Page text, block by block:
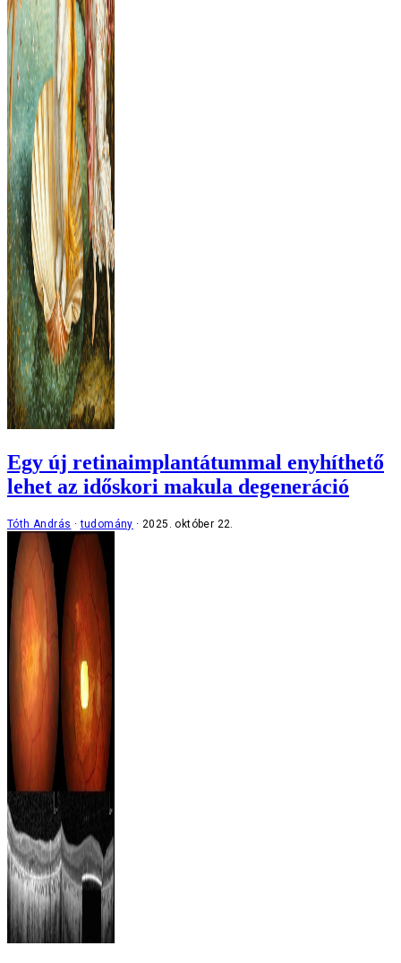
Egy új retinaimplantátummal enyhíthető
lehet az időskori makula degeneráció
Tóth András tudomány 2025. október 22.